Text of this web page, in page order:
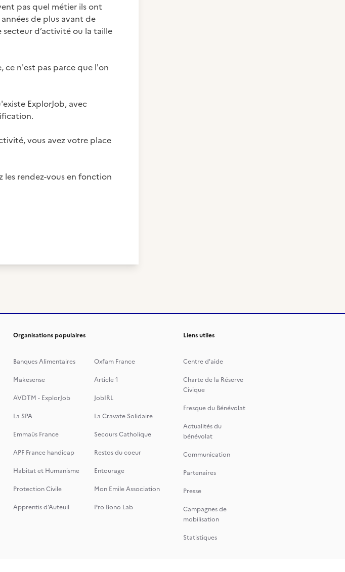
pas quel métier ils ont
de plus avant de
secteur d’activité ou la taille
ce n'est pas parce que l'on
ExplorJob, avec
vous avez votre place
les rendez-vous en fonction
Organisations populaires
Banques Alimentaires
Oxfam France
Makesense
Article 1
AVDTM - ExplorJob
JobIRL
La SPA
La Cravate Solidaire
Emmaüs France
Secours Catholique
APF France handicap
Restos du coeur
Habitat et Humanisme
Entourage
Protection Civile
Mon Emile Association
Apprentis d’Auteuil
Pro Bono Lab
Liens utiles
Centre d'aide
Charte de la Réserve
Civique
Fresque du Bénévolat
Actualités du
bénévolat
Communication
Partenaires
Presse
Campagnes de
mobilisation
Statistiques